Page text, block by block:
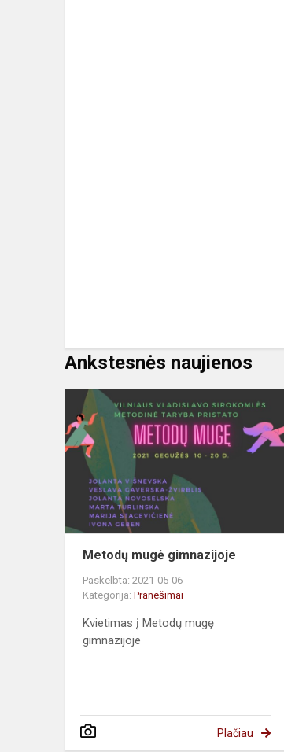
Ankstesnės naujienos
Metodų mugė gimnazijoje
Paskelbta: 2021-05-06
Kategorija: Pranešimai
Kvietimas į Metodų mugę
gimnazijoje
Plačiau